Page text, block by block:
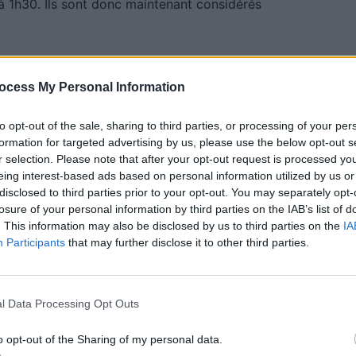
My Personal Information
opt-out of the sale, sharing to third parties, or processing of your
for targeted advertising by us, please use the below opt-out
selection. Please note that after your opt-out request is processed
interest-based ads based on personal information utilized by us
to third parties prior to your opt-out. You may separately
of your personal information by third parties on the IAB’s list of
This information may also be disclosed by us to third parties on the
Participants that may further disclose it to other third parties.
Data Processing Opt Outs
opt-out of the Sharing of my personal data.
Ils sont donc maintenant considérés
vigueur
»pour les disques de stationnement. Ce
avec une grande flèche indiquant l’heure de
d’heures et de demi-heures, avec des intervalles
peut rester stationné aussi longtemps que
de bien lire lespanneauxde stationnement